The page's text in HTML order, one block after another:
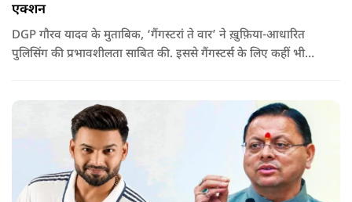
एक्शन
DGP गौरव यादव के मुताबिक, ‘गैंगस्टरां ते वार’ ने ख़ुफ़िया-आधारित
पुलिसिंग की प्रभावशीलता साबित की. इससे गैंगस्टर्स के लिए कहीं भी